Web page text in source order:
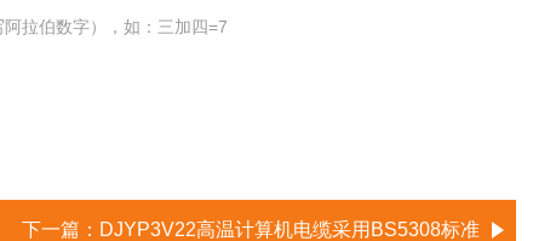
拉伯数字），如：三加四=7
下一篇： DJYP3V22高温计算机电缆采用BS5308标准